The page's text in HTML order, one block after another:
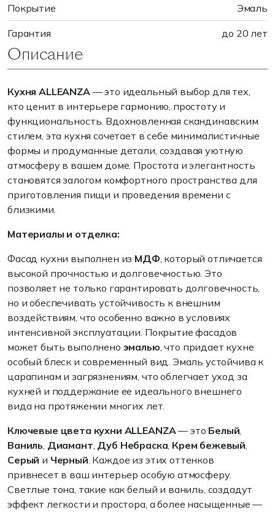
Покрытие Эмаль
Гарантия до 20 лет
Описание
Кухня ALLEANZA— это идеальный выбор для тех,
кто ценит в интерьере гармонию, простоту и
функциональность. Вдохновленная скандинавским
стилем, эта кухня сочетает в себе минималистичные
формы и продуманные детали, создавая уютную
атмосферу в вашем доме. Простота и элегантность
становятся залогом комфортного пространства для
приготовления пищи и проведения времени с
близкими.
Материалы и отделка:
Фасад кухни выполнен из МДФ, который отличается
высокой прочностью и долговечностью. Это
позволяет не только гарантировать долговечность,
но и обеспечивать устойчивость к внешним
воздействиям, что особенно важно в условиях
интенсивной эксплуатации. Покрытие фасадов
может быть выполнено эмалью, что придает кухне
особый блеск и современный вид. Эмаль устойчива к
царапинам и загрязнениям, что облегчает уход за
кухней и поддержание ее идеального внешнего
вида на протяжении многих лет.
Ключевые цвета кухни ALLEANZA— это Белый,
Ваниль, Диамант, Дуб Небраска, Крем бежевый,
Серый и Черный. Каждое из этих оттенков
привнесет в ваш интерьер особую атмосферу.
Светлые тона, такие как белый и ваниль, создадут
эффект легкости и простора, а более насыщенные —